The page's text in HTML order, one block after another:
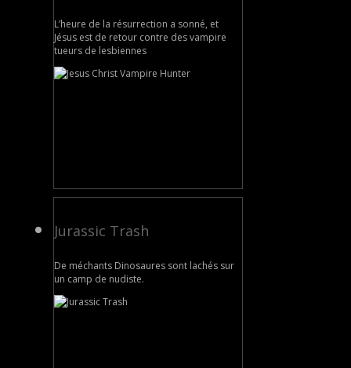
L’heure de la résurrection a sonné, et
Jésus est de retour contre des vampire
tueurs de lesbiennes
Jurassic Trash
De méchants Dinosaures sont lachés sur
un camp de nudiste.